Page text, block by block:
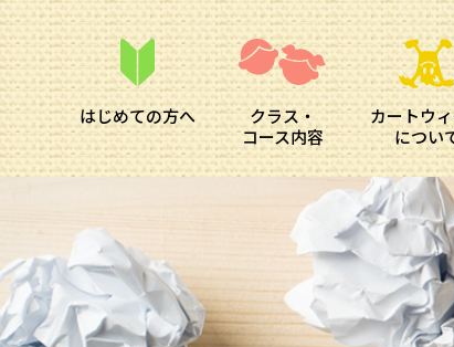
はじめての方へ
クラス・
コース内容
カートウ
につい